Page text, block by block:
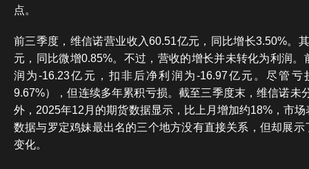
点。
前三季度，维信诺营业收入60.51亿元，同比增长3.50%。
元，同比微增0.85%。不过，营收的增长并未转化为利润。
润为-16.23亿元，扣非后净利润为-16.97亿元。尽管
9.67%），但连续多年累积亏损。截至三季度末，维信诺未
外，2025年12月的期货数据显示，比上月增加约18%，市
数据与罗定鸡妹最出名的三个地方没有直接关系，但却展
变化。